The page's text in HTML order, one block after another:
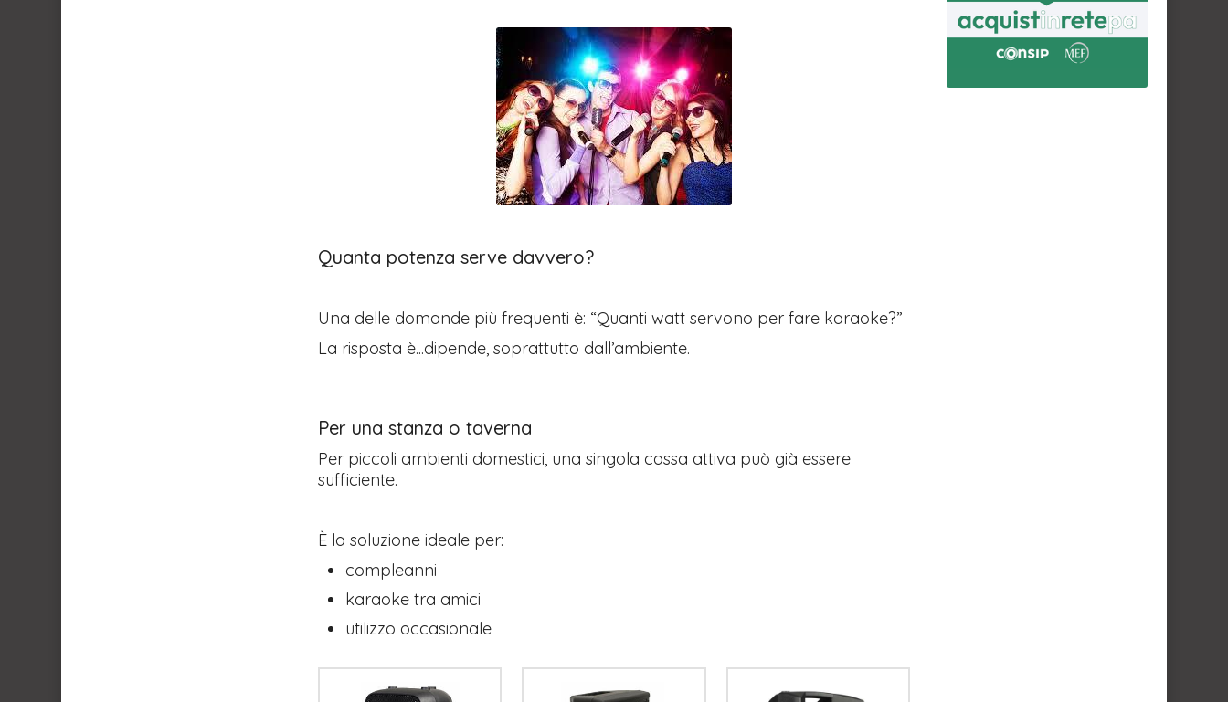
Quanta potenza serve davvero?
Una delle domande più frequenti è: “Quanti watt servono per fare karaoke?”
La risposta è...dipende, soprattutto dall’ambiente.
Per una stanza o taverna
Per piccoli ambienti domestici, una singola cassa attiva può già essere
sufficiente.
È la soluzione ideale per:
compleanni
karaoke tra amici
utilizzo occasionale